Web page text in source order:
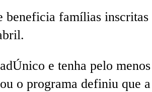
famílias
e tenha pelo
o programa definiu que